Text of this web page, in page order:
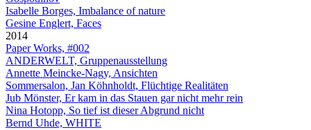
Isabelle Borges, Imbalance of nature
Gesine Englert, Faces
2014
Paper Works, #002
ANDERWELT, Gruppenausstellung
Annette Meincke-Nagy, Ansichten
Sommersalon, Jan Köhnholdt, Flüchtige Realitäten
Jub Mönster, Er kam in das Stauen gar nicht mehr rein
Nina Hotopp, So tief ist dieser Abgrund nicht
Bernd Uhde, WHITE